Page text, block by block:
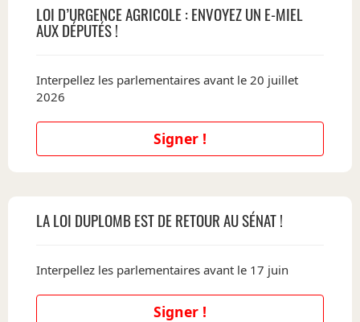
LOI D’URGENCE AGRICOLE : ENVOYEZ UN E-MIEL
AUX DÉPUTÉS !
Interpellez les parlementaires avant le 20 juillet
2026
Signer !
LA LOI DUPLOMB EST DE RETOUR AU SÉNAT !
Interpellez les parlementaires avant le 17 juin
Signer !